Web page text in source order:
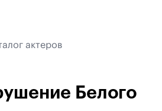
актеров
Белого